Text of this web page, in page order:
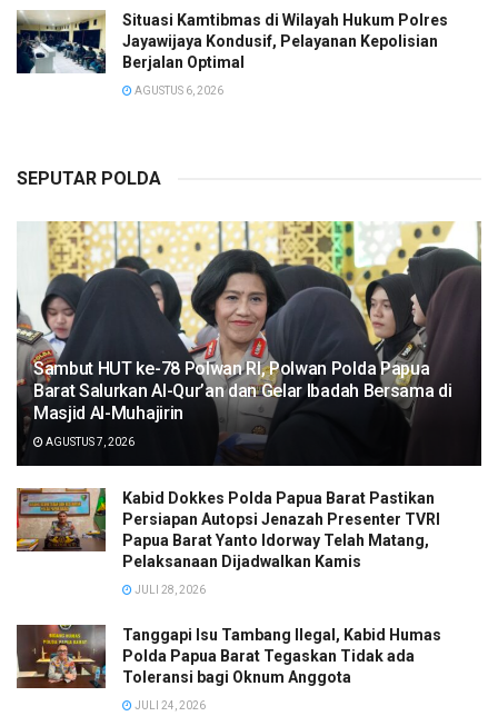
Situasi Kamtibmas di Wilayah Hukum Polres
Jayawijaya Kondusif, Pelayanan Kepolisian
Berjalan Optimal
AGUSTUS 6, 2026
SEPUTAR POLDA
Sambut HUT ke-78 Polwan RI, Polwan Polda Papua
Barat Salurkan Al-Qur’an dan Gelar Ibadah Bersama di
Masjid Al-Muhajirin
AGUSTUS 7, 2026
Kabid Dokkes Polda Papua Barat Pastikan
Persiapan Autopsi Jenazah Presenter TVRI
Papua Barat Yanto Idorway Telah Matang,
Pelaksanaan Dijadwalkan Kamis
JULI 28, 2026
Tanggapi Isu Tambang Ilegal, Kabid Humas
Polda Papua Barat Tegaskan Tidak ada
Toleransi bagi Oknum Anggota
JULI 24, 2026